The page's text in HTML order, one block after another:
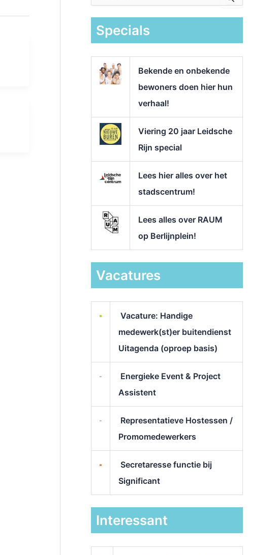
k
Specials
Bekende en onbekende
bewoners doen hier hun
verhaal!
Viering 20 jaar Leidsche
Rijn special
Lees hier alles over het
stadscentrum!
Lees alles over RAUM
op Berlijnplein!
Vacatures
Vacature: Handige
medewerk(st)er buitendienst
Uitagenda (oproep basis)
Energieke Event & Project
Assistent
Representatieve Hostessen /
Promomedewerkers
Secretaresse functie bij
Significant
Interessant